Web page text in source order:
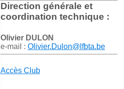
Direction générale et
coordination technique :
Olivier DULON
e-mail : Olivier.Dulon@lfbta.be
Accès Club